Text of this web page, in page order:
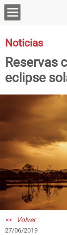
Noticias
Reservas
eclipse
<< Volver
27/06/2019